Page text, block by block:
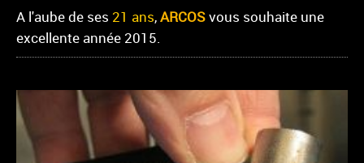
A l'aube de ses 21 ans,ARCOSvous souhaite une
excellente année 2015.